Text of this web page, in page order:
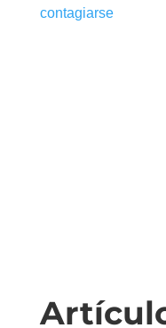
contagiarse